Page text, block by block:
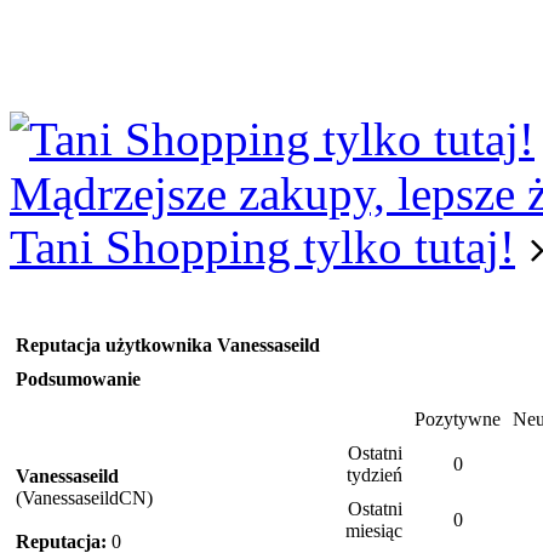
Mądrzejsze zakupy, lepsze
Tani Shopping tylko tutaj!
Reputacja użytkownika Vanessaseild
Podsumowanie
Vanessaseild
(VanessaseildCN)
Reputacja: 0
Pozytywne
Ostatni
tydzień
0
Ostatni
miesiąc
0